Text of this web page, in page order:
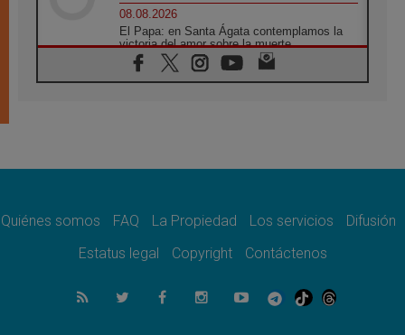
08.08.2026
El Papa: en Santa Ágata contemplamos la
victoria del amor sobre la muerte
08.08.2026
León XIV visitará el Santuario de la Madre
07.08.2026
07.08.2026
el compromiso del cristiano"
La matanza de niños en Gaza no cesa: 300
muertos en 300 días
Quiénes somos FAQ La Propiedad Los servicios
Difusión
Estatus legal
Copyright Contáctenos